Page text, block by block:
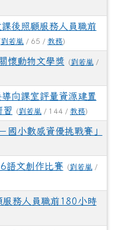
後照顧服務人員職前
劉若嵐 / 65 / 教務)
懷動物文學獎 (劉若嵐 /
向課室評量資源建置
習
(劉若嵐 / 144 / 教務)
國小數感資優挑戰賽」
語文創作比賽 (劉若嵐 /
服務人員職前180小時